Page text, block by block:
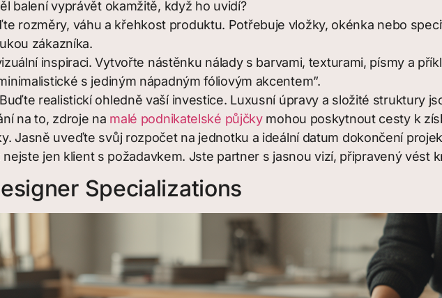
balení vyprávět okamžitě, když ho uvidí?
rozměry, váhu a křehkost produktu. Potřebuje vložky, okénka nebo
zákazníka.
inspiraci. Vytvořte nástěnku nálady s barvami, texturami, písmy a
s jediným nápadným fóliovým akcentem”.
Buďte realistickí ohledně vaší investice. Luxusní úpravy a složité struktury
na to, zdroje na malé podnikatelské půjčkymohou poskytnout cesty k
Jasně uveďte svůj rozpočet na jednotku a ideální datum dokončení
jen klient s požadavkem. Jste partner s jasnou vizí, připravený vést
Specializations